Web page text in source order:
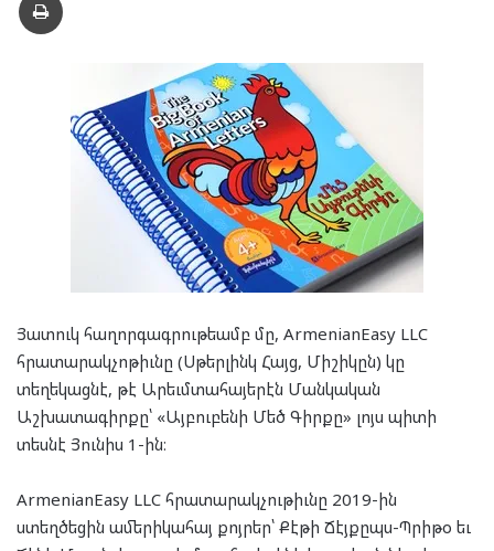
Յատուկ հաղորգագրութեամբ մը, ArmenianEasy LLC
հրատարակչոթիւնը (Սթերլինկ Հայց, Միշիկըն) կը
տեղեկացնէ, թէ Արեւմտահայերէն Մանկական
Աշխատագիրքը՝ «Այբուբենի Մեծ Գիրքը» լոյս պիտի
տեսնէ Յունիս 1-ին։
ArmenianEasy LLC հրատարակչութիւնը 2019-ին
ստեղծեցին աﬔրիկահայ քոյրեր՝ Քէթի Ճէյքըպս-Պրիթօ եւ